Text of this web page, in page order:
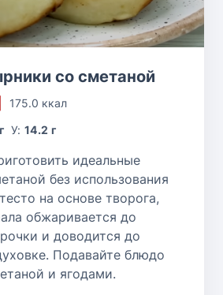
со сметаной
175.0 ккал
У:14.2 г
идеальные
без использования
на основе творога,
обжаривается до
и доводится до
Подавайте блюдо
и ягодами.